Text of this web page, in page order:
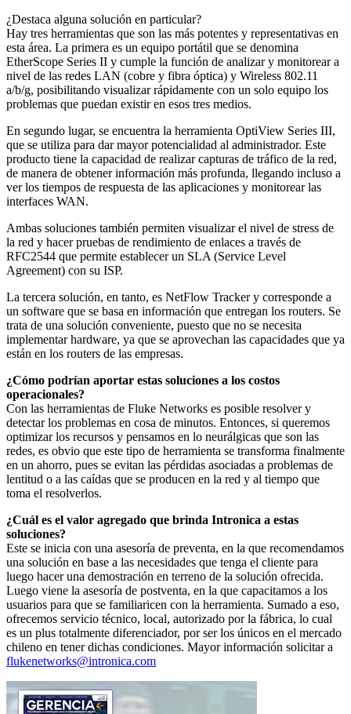
¿Destaca alguna solución en particular?
Hay tres herramientas que son las más potentes y representativas en
esta área. La primera es un equipo portátil que se denomina
EtherScope Series II y cumple la función de analizar y monitorear a
nivel de las redes LAN (cobre y fibra óptica) y Wireless 802.11
a/b/g, posibilitando visualizar rápidamente con un solo equipo los
problemas que puedan existir en esos tres medios.
En segundo lugar, se encuentra la herramienta OptiView Series III,
que se utiliza para dar mayor potencialidad al administrador. Este
producto tiene la capacidad de realizar capturas de tráfico de la red,
de manera de obtener información más profunda, llegando incluso a
ver los tiempos de respuesta de las aplicaciones y monitorear las
interfaces WAN.
Ambas soluciones también permiten visualizar el nivel de stress de
la red y hacer pruebas de rendimiento de enlaces a través de
RFC2544 que permite establecer un SLA (Service Level
Agreement) con su ISP.
La tercera solución, en tanto, es NetFlow Tracker y corresponde a
un software que se basa en información que entregan los routers. Se
trata de una solución conveniente, puesto que no se necesita
implementar hardware, ya que se aprovechan las capacidades que ya
están en los routers de las empresas.
¿Cómo podrían aportar estas soluciones a los costos
operacionales?
Con las herramientas de Fluke Networks es posible resolver y
detectar los problemas en cosa de minutos. Entonces, si queremos
optimizar los recursos y pensamos en lo neurálgicas que son las
redes, es obvio que este tipo de herramienta se transforma finalmente
en un ahorro, pues se evitan las pérdidas asociadas a problemas de
lentitud o a las caídas que se producen en la red y al tiempo que
toma el resolverlos.
¿Cuál es el valor agregado que brinda Intronica a estas
soluciones?
Este se inicia con una asesoría de preventa, en la que recomendamos
una solución en base a las necesidades que tenga el cliente para
luego hacer una demostración en terreno de la solución ofrecida.
Luego viene la asesoría de postventa, en la que capacitamos a los
usuarios para que se familiaricen con la herramienta. Sumado a eso,
ofrecemos servicio técnico, local, autorizado por la fábrica, lo cual
es un plus totalmente diferenciador, por ser los únicos en el mercado
chileno en tener dichas condiciones. Mayor información solicitar a
flukenetworks@intronica.com